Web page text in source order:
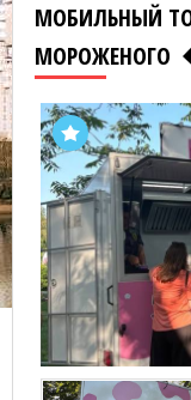
МОБИЛЬНЫЙ
МОРОЖЕНОГО